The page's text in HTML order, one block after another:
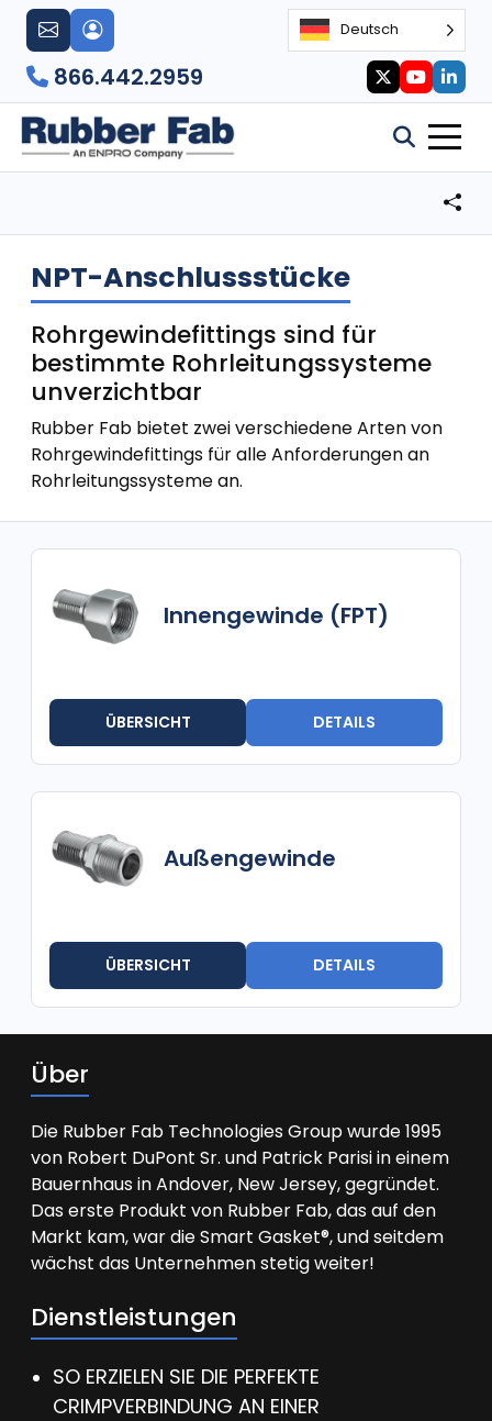
Deutsch
866.442.2959
NPT-Anschlussstücke
Rohrgewindefittings sind für
bestimmte Rohrleitungssysteme
unverzichtbar
Rubber Fab bietet zwei verschiedene Arten von
Rohrgewindefittings für alle Anforderungen an
Rohrleitungssysteme an.
Innengewinde (FPT)
ÜBERSICHT DETAILS
Außengewinde
ÜBERSICHT DETAILS
Über
Die Rubber Fab Technologies Group wurde 1995
von Robert DuPont Sr. und Patrick Parisi in einem
Bauernhaus in Andover, New Jersey, gegründet.
Das erste Produkt von Rubber Fab, das auf den
Markt kam, war die Smart Gasket®, und seitdem
wächst das Unternehmen stetig weiter!
Dienstleistungen
SO ERZIELEN SIE DIE PERFEKTE
CRIMPVERBINDUNG AN EINER